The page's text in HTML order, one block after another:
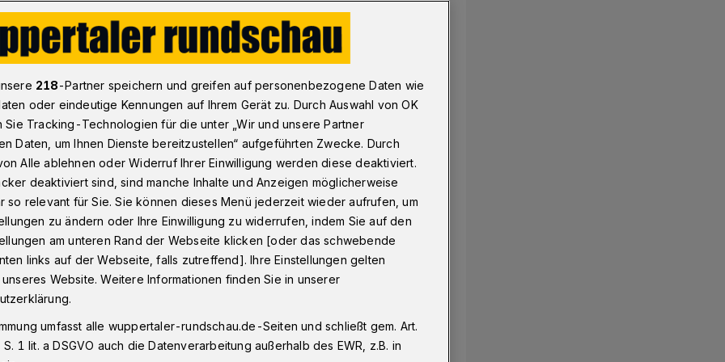
Regionalligist WSV blickt in die (unsichere) Zukunft
die (unsichere)
Wuppertaler SV hat die
Alemannia Aachen und damit die
3. Liga offiziell beendet. Nun geht es
218-Partner speichern und greifen auf personenbezogene Daten wie
oder eindeutige Kennungen auf Ihrem Gerät zu. Durch Auswahl von OK
Sie Tracking-Technologien für die unter „Wir und unsere Partner
Daten, um Ihnen Dienste bereitzustellen“ aufgeführten Zwecke. Durch
Alle ablehnen oder Widerruf Ihrer Einwilligung werden diese deaktiviert.
deaktiviert sind, sind manche Inhalte und Anzeigen möglicherweise
so relevant für Sie. Sie können dieses Menü jederzeit wieder aufrufen, um
zu ändern oder Ihre Einwilligung zu widerrufen, indem Sie auf den
am unteren Rand der Webseite klicken [oder das schwebende
links auf der Webseite, falls zutreffend]. Ihre Einstellungen gelten
Website. Weitere Informationen finden Sie in unserer
umfasst alle wuppertaler-rundschau.de-Seiten und schließt gem. Art.
1 lit. a DSGVO auch die Datenverarbeitung außerhalb des EWR, z.B. in